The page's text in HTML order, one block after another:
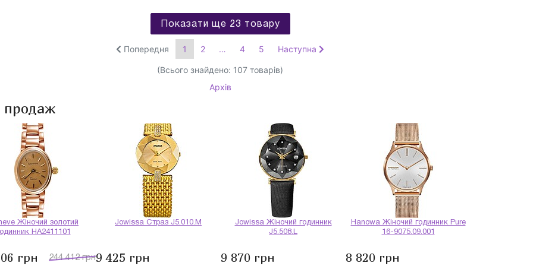
Показати ще 23 товару
Попередня 1 2 … 4 5 Наступна
(Всього знайдено: 107 товарів)
Архів
продаж
Жіночий золотий
HA2411101
грн 244 412 грн
Jowissa Страз J5.010.M
9 425 грн
Jowissa Жіночий годинник
J5.508.L
9 870 грн
Hanowa Жіночий годинник Pure
16-9075.09.001
8 820 грн